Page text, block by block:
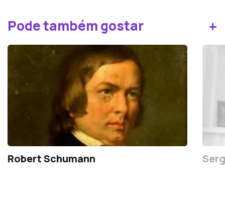
Pode também gostar +
Robert Schumann